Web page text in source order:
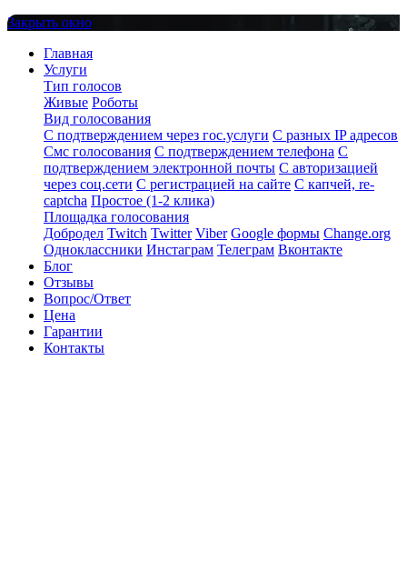
Закрыть окно
Главная
Услуги
Тип голосов
Живые Роботы
Вид голосования
С подтверждением через гос.услуги С разных IP адресов
Смс голосования С подтверждением телефона С
подтверждением электронной почты С авторизацией
через соц.сети С регистрацией на сайте С капчей, re-
captcha Простое (1-2 клика)
Площадка голосования
Добродел Twitch Twitter Viber Google формы Change.org
Одноклассники Инстаграм Телеграм Вконтакте
Блог
Отзывы
Вопрос/Ответ
Цена
Гарантии
Контакты